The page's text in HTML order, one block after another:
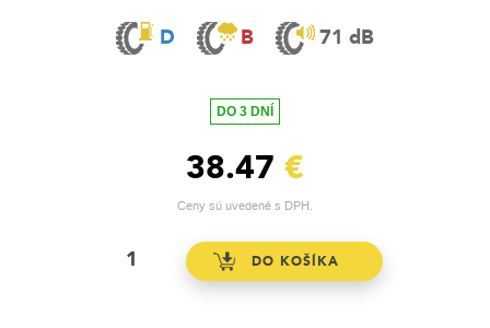
D B 71 dB
DO 3 DNÍ
38.47 €
Ceny sú uvedené s DPH.